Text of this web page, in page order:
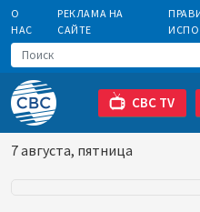
О
НАС
РЕКЛАМА НА
САЙТЕ
CBC TV
7 августа, пятница